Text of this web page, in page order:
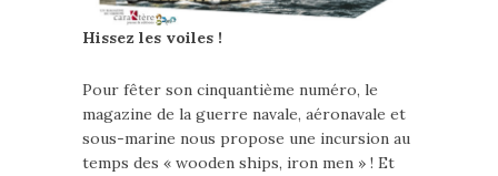
Hissez les voiles !
Pour fêter son cinquantième numéro, le
magazine de la guerre navale, aéronavale et
sous-marine nous propose une incursion au
temps des « wooden ships, iron men » ! Et